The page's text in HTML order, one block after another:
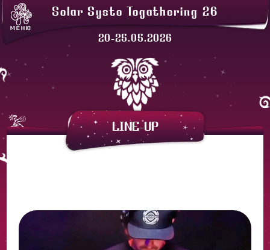
МЕНЮ
Solar Systo Togathering 26
20-25.05.2026
СОЛАРХЕЙМ
ЛАВКИ
LINE-UP